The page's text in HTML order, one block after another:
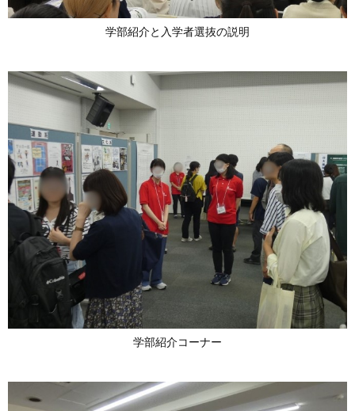
学部紹介と入学者選抜の説明
学部紹介コーナー